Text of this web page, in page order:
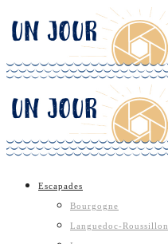
Escapades
Bourgogne
Languedoc-Roussillon